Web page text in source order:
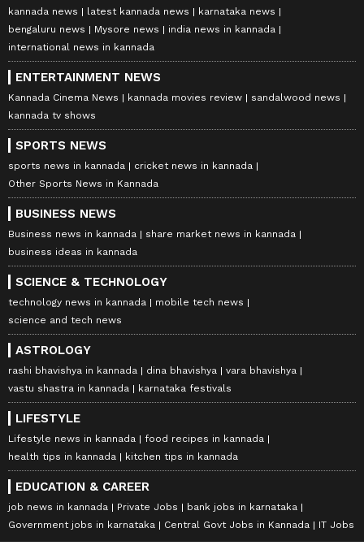
kannada news latest kannada news
karnataka news
bengaluru news
Mysore news
india news in kannada
international news in kannada
ENTERTAINMENT NEWS
Kannada Cinema News kannada movies review
sandalwood news
kannada tv shows
SPORTS NEWS
sports news in kannada
cricket news in kannada
Other Sports News in Kannada
BUSINESS NEWS
Business news in kannada
share market news in kannada
business ideas in kannada
SCIENCE & TECHNOLOGY
technology news in kannada
mobile tech news
science and tech news
ASTROLOGY
rashi bhavishya in kannada dina bhavishya
vara bhavishya
vastu shastra in kannada
karnataka festivals
LIFESTYLE
Lifestyle news in kannada
food recipes in kannada
health tips in kannada
kitchen tips in kannada
EDUCATION & CAREER
job news in kannada Private Jobs
bank jobs in karnataka
Government jobs in karnataka
Central Govt Jobs in Kannada IT Jobs